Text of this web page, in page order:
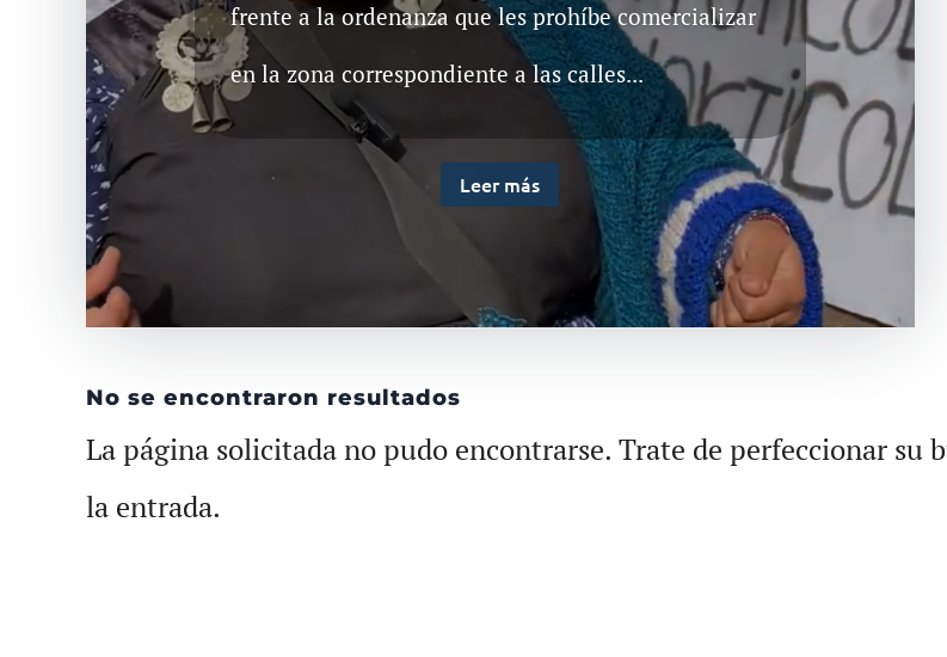
frente a la ordenanza que les prohíbe comercializar
en la zona correspondiente a las calles...
Leer más
No se encontraron resultados
La página solicitada no pudo encontrarse. Trate de perfeccionar su
la entrada.